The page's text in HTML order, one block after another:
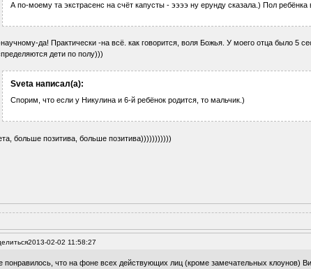
А по-моему та экстрасенс на счёт капусты - ээээ ну ерунду сказала.) Пол
да! Практически -на всё. как говорится, воля Божья. У моего отца было 5
дети по полу)))
Sveta написал(а):
Спорим, что если у Никулина и 6-й ребёнок родится, то мальчик.)
больше позитива, больше позитива)))))))))))
2013-02-02 11:58:27
понравилось, что на фоне всех действующих лиц (кроме замечательных клоунов)